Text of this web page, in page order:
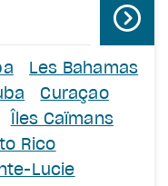
Les Bahamas
Curaçao
Îles Caïmans
Rico
Lucie